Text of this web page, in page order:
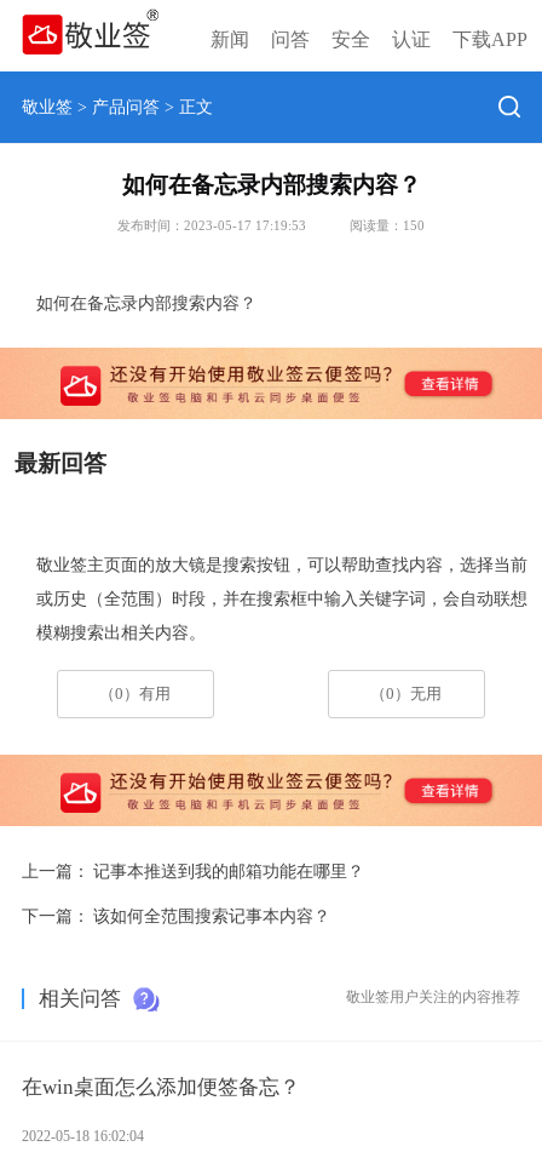
新闻 问答 安全 认证 下载APP
敬业签> 产品问答> 正文
如何在备忘录内部搜索内容？
发布时间：2023-05-17 17:19:53 阅读量： 150
如何在备忘录内部搜索内容？
最新回答
敬业签主页面的放大镜是搜索按钮，可以帮助查找内容，选择当前
或历史（全范围）时段，并在搜索框中输入关键字词，会自动联想
模糊搜索出相关内容。
（0）有用 （0）无用
上一篇： 记事本推送到我的邮箱功能在哪里？
下一篇： 该如何全范围搜索记事本内容？
相关问答 敬业签用户关注的内容推荐
在win桌面怎么添加便签备忘？
2022-05-18 16:02:04